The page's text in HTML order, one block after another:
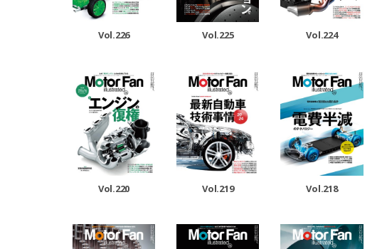
Vol.226 Vol.225 Vol.224
Vol.220 Vol.219 Vol.218